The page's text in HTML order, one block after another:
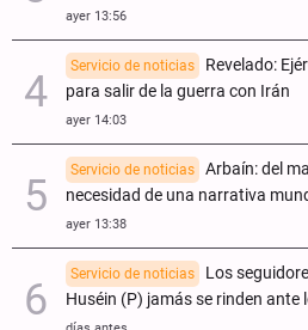
ayer 13:56
Servicio de noticias
Revelado:
para salir de la guerra con Irán
ayer 14:03
Servicio de noticias
Arbaín: del
necesidad de una narrativa
ayer 13:38
Servicio de noticias
Los
Huséin (P) jamás se rinden ante